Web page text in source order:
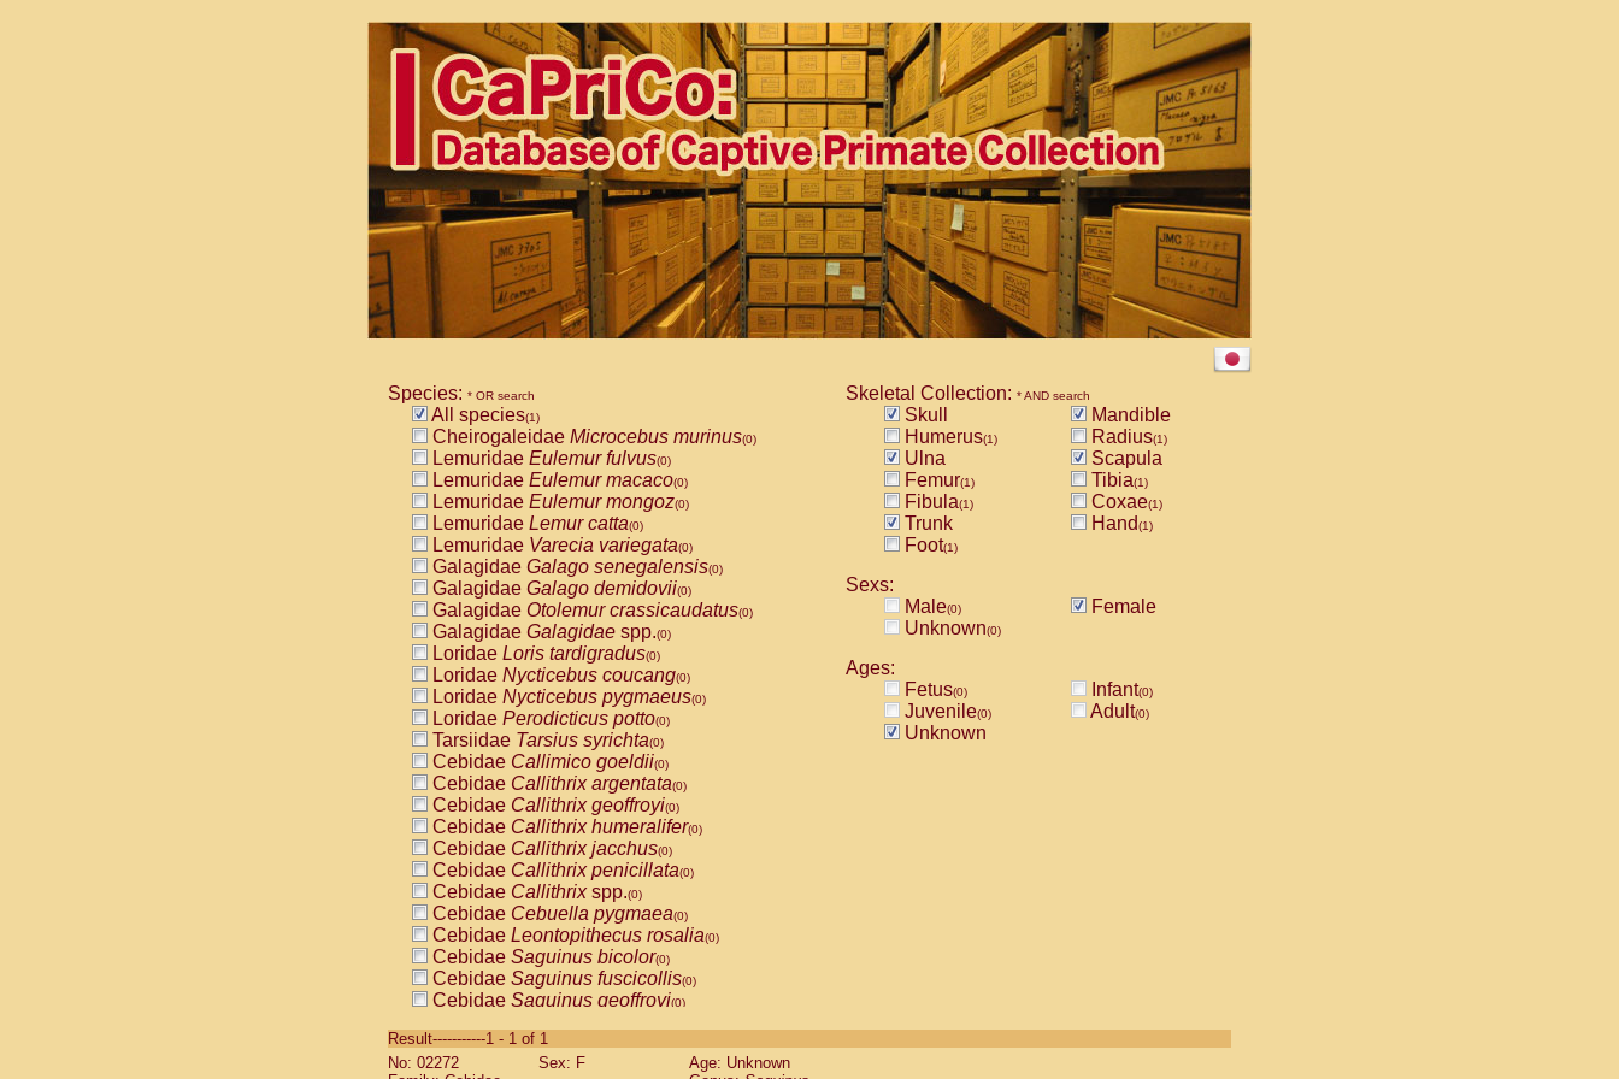
Species: * OR search
All species(1)
Cheirogaleidae Microcebus murinus(0)
Lemuridae Eulemur fulvus(0)
Lemuridae Eulemur macaco(0)
Lemuridae Eulemur mongoz(0)
Lemuridae Lemur catta(0)
Lemuridae Varecia variegata(0)
Galagidae Galago senegalensis(0)
Galagidae Galago demidovii(0)
Galagidae Otolemur crassicaudatus(0)
Galagidae Galagidae spp.(0)
Loridae Loris tardigradus(0)
Loridae Nycticebus coucang(0)
Loridae Nycticebus pygmaeus(0)
Loridae Perodicticus potto(0)
Tarsiidae Tarsius syrichta(0)
Cebidae Callimico goeldii(0)
Cebidae Callithrix argentata(0)
Cebidae Callithrix geoffroyi(0)
Cebidae Callithrix humeralifer(0)
Cebidae Callithrix jacchus(0)
Cebidae Callithrix penicillata(0)
Cebidae Callithrixspp.(0)
Cebidae Cebuella pygmaea(0)
Cebidae Leontopithecus rosalia(0)
Cebidae Saguinus bicolor(0)
Cebidae Saguinus fuscicollis(0)
Cebidae Saguinus geoffroyi(0)
CebidaeSaguinus labiatus(0)
Cebidae Saguinus leucopus (0)
Skeletal Collection: * AND search
Skull
Mandible
Humerus(1) Radius(1)
Ulna
Scapula
Femur(1) Tibia(1)
Fibula(1) Coxae(1)
Trunk Hand(1)
Foot(1)
Sexs:
Male(0)
Female
Unknown(0)
Ages:
Fetus(0) Infant(0)
Juvenile(0) Adult(0)
Unknown
Result-----------1 - 1 of 1
No: 02272
Sex: F
Age: Unknown